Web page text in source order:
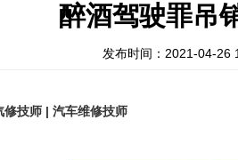
醉酒驾驶罪吊
发布时间：2021-04-26
修技师 | 汽车维修技师